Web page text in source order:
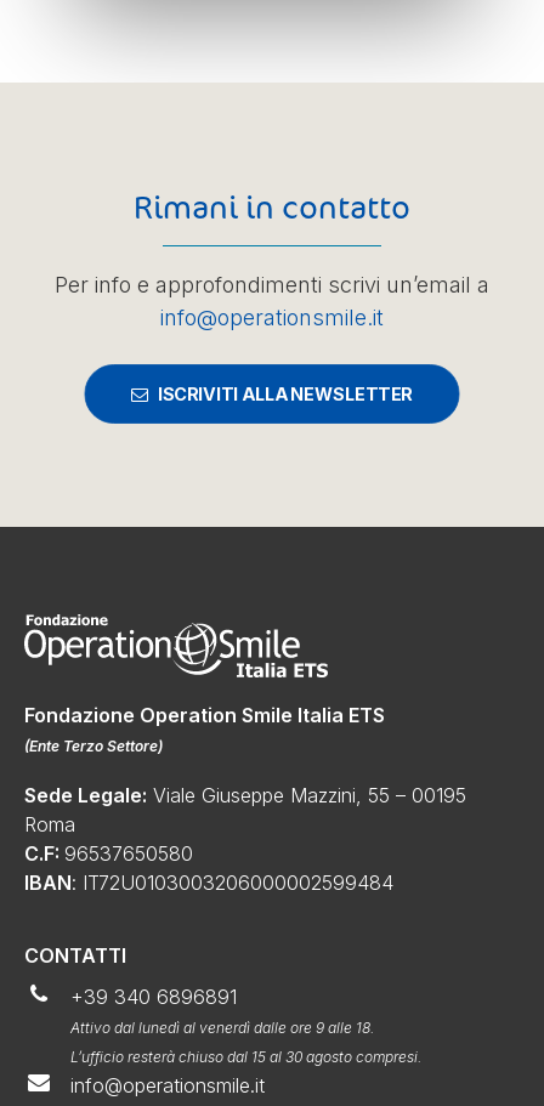
Rimani in contatto
Per info e approfondimenti scrivi un’email a
info@operationsmile.it
ISCRIVITI ALLA NEWSLETTER
Fondazione Operation Smile Italia ETS
(Ente Terzo Settore)
Sede Legale: Viale Giuseppe Mazzini, 55 – 00195
Roma
C.F: 96537650580
IBAN: IT72U0103003206000002599484
CONTATTI
+39 340 6896891
Attivo dal lunedì al venerdì dalle ore 9 alle 18.
L’ufficio resterà chiuso dal 15 al 30 agosto compresi.
info@operationsmile.it